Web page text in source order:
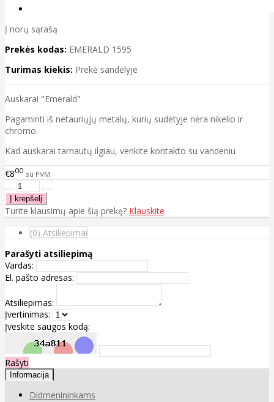
Į norų sąrašą
Prekės kodas: EMERALD 1595
Turimas kiekis: Prekė sandėlyje
Auskarai "Emerald"
Pagaminti iš netauriųjų metalų, kurių sudėtyje nėra nikelio ir
chromo.
Kad auskarai tarnautų ilgiau, venkite kontakto su vandeniu
€800 su PVM
Turite klausimų apie šią prekę? Klauskite
(0) Atsiliepimai
Parašyti atsiliepimą
Vardas:
El. pašto adresas:
Atsiliepimas:
Įvertinimas:
Įveskite saugos kodą:
Rašyti
Informacija
Didmenininkams